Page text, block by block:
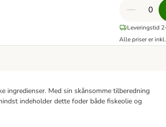
Leveringstid
Alle priser er
ingredienser. Med sin skånsomme tilberedning
indeholder dette foder både fiskeolie og